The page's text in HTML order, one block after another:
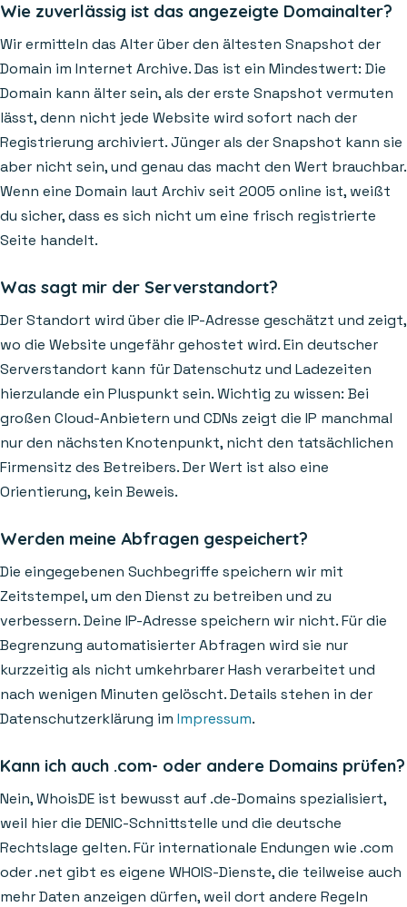
Wie zuverlässig ist das angezeigte Domainalter?
Wir ermitteln das Alter über den ältesten Snapshot der
Domain im Internet Archive. Das ist ein Mindestwert: Die
Domain kann älter sein, als der erste Snapshot vermuten
lässt, denn nicht jede Website wird sofort nach der
Registrierung archiviert. Jünger als der Snapshot kann sie
aber nicht sein, und genau das macht den Wert brauchbar.
Wenn eine Domain laut Archiv seit 2005 online ist, weißt
du sicher, dass es sich nicht um eine frisch registrierte
Seite handelt.
Was sagt mir der Serverstandort?
Der Standort wird über die IP-Adresse geschätzt und zeigt,
wo die Website ungefähr gehostet wird. Ein deutscher
Serverstandort kann für Datenschutz und Ladezeiten
hierzulande ein Pluspunkt sein. Wichtig zu wissen: Bei
großen Cloud-Anbietern und CDNs zeigt die IP manchmal
nur den nächsten Knotenpunkt, nicht den tatsächlichen
Firmensitz des Betreibers. Der Wert ist also eine
Orientierung, kein Beweis.
Werden meine Abfragen gespeichert?
Die eingegebenen Suchbegriffe speichern wir mit
Zeitstempel, um den Dienst zu betreiben und zu
verbessern. Deine IP-Adresse speichern wir nicht. Für die
Begrenzung automatisierter Abfragen wird sie nur
kurzzeitig als nicht umkehrbarer Hash verarbeitet und
nach wenigen Minuten gelöscht. Details stehen in der
Datenschutzerklärung im Impressum.
Kann ich auch .com- oder andere Domains prüfen?
Nein, WhoisDE ist bewusst auf .de-Domains spezialisiert,
weil hier die DENIC-Schnittstelle und die deutsche
Rechtslage gelten. Für internationale Endungen wie .com
oder .net gibt es eigene WHOIS-Dienste, die teilweise auch
mehr Daten anzeigen dürfen, weil dort andere Regeln